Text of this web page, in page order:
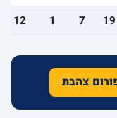
19
7
1
12
צהבת